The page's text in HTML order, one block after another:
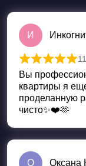
И
Оценка
Вы
квартиры я
проделанную
чисто✨❤️🫶
О Оксана